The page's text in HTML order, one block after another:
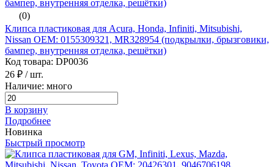
(0)
Клипса пластиковая для Acura, Honda, Infiniti, Mitsubishi,
Nissan ОЕМ: 0155309321, MR328954 (подкрылки, брызговики,
бампер, внутренняя отделка, решётки)
Код товара: DP0036
26 ₽ / шт.
Наличие: много
В корзину
Подробнее
Новинка
Быстрый просмотр